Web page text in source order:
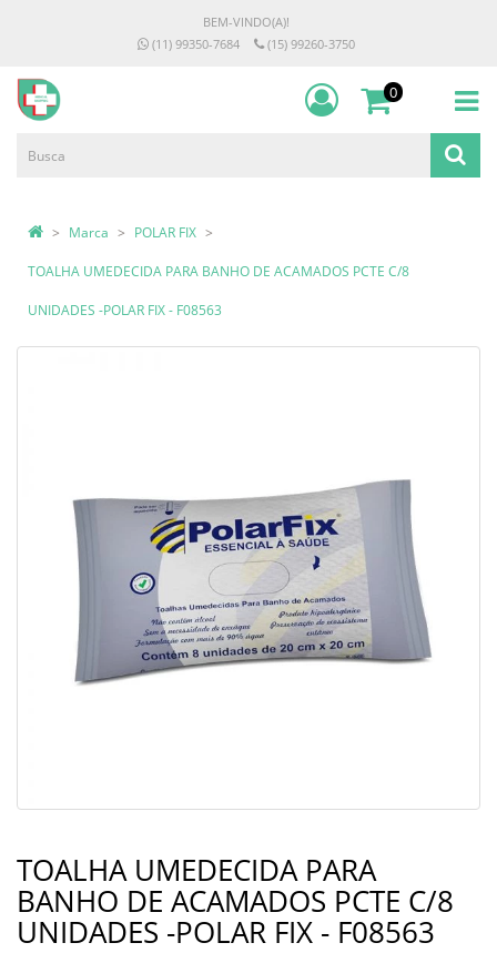
BEM-VINDO(A)!
(11) 99350-7684
(15) 99260-3750
0
Marca POLAR FIX
TOALHA UMEDECIDA PARA BANHO DE ACAMADOS PCTE C/8
UNIDADES -POLAR FIX - F08563
TOALHA UMEDECIDA PARA
BANHO DE ACAMADOS PCTE C/8
UNIDADES -POLAR FIX - F08563